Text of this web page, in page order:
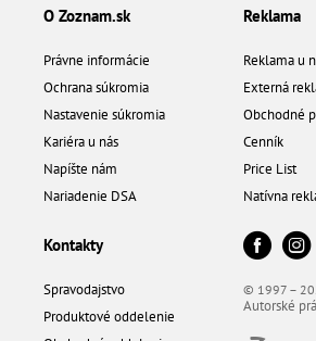
O Zoznam.sk
Právne informácie
Ochrana súkromia
Nastavenie súkromia
Kariéra u nás
Napíšte nám
Nariadenie DSA
Reklama
Reklama u
Externá
Obchodné
Cenník
Price List
Natívna
Kontakty
Spravodajstvo
Produktové oddelenie
© 1997 –
Autorské